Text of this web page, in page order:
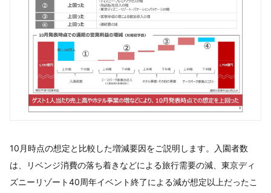
10月時点の想定と比較した増減要因をご説明します。入園者数
は、リベンジ消費の落ち着きなどによる旅行需要の減、東京ディ
ズニーリゾート40周年イベント終了による減が想定以上だったこ